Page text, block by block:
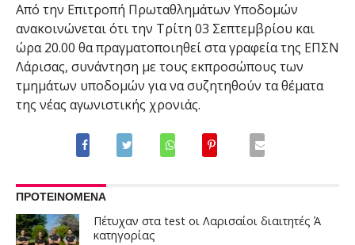
Από την Επιτροπή Πρωταθλημάτων Υποδομών
ανακοινώνεται ότι την Τρίτη 03 Σεπτεμβρίου και
ώρα 20.00 θα πραγματοποιηθεί στα γραφεία της ΕΠΣΝ
Λάρισας, συνάντηση με τους εκπροσώπους των
τμημάτων υποδομών για να συζητηθούν τα θέματα
της νέας αγωνιστικής χρονιάς.
ΠΡΟΤΕΙΝΟΜΕΝΑ
Πέτυχαν στα test οι Λαρισαίοι διαιτητές Ά
κατηγορίας